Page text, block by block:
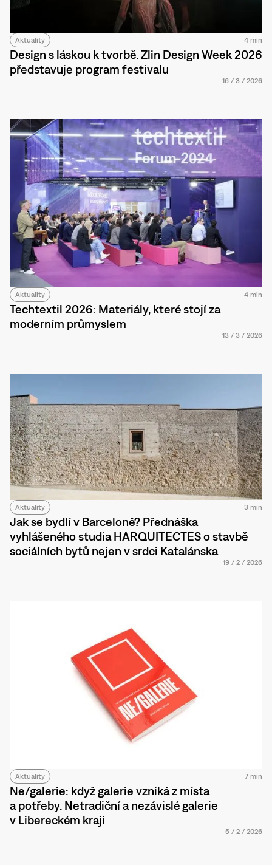
Aktuality 4 min
Design s láskou k tvorbě. Zlin Design Week 2026
představuje program festivalu
16 / 3 / 2026
Aktuality 4 min
Techtextil 2026: Materiály, které stojí za
moderním průmyslem
13 / 3 / 2026
Aktuality 3 min
Jak se bydlí v Barceloně? Přednáška
vyhlášeného studia HARQUITECTES o stavbě
sociálních bytů nejen v srdci Katalánska
19 / 2 / 2026
Aktuality 7 min
Ne/galerie: když galerie vzniká z místa
a potřeby. Netradiční a nezávislé galerie
v Libereckém kraji
5 / 2 / 2026